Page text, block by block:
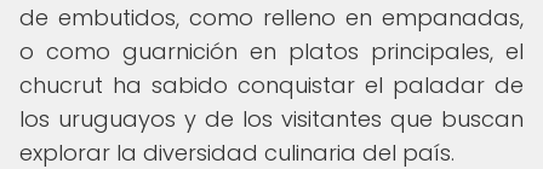
de embutidos, como relleno en empanadas,
o como guarnición en platos principales, el
chucrut ha sabido conquistar el paladar de
los uruguayos y de los visitantes que buscan
explorar la diversidad culinaria del país.